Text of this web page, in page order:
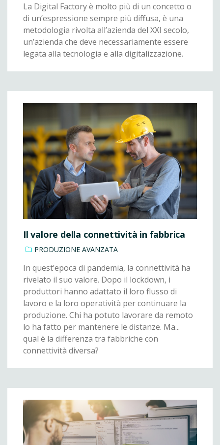
La Digital Factory è molto più di un concetto o
di un’espressione sempre più diffusa, è una
metodologia rivolta all’azienda del XXI secolo,
un’azienda che deve necessariamente essere
legata alla tecnologia e alla digitalizzazione.
Il valore della connettività in fabbrica
PRODUZIONE AVANZATA
In quest’epoca di pandemia, la connettività ha
rivelato il suo valore. Dopo il lockdown, i
produttori hanno adattato il loro flusso di
lavoro e la loro operatività per continuare la
produzione. Chi ha potuto lavorare da remoto
lo ha fatto per mantenere le distanze. Ma...
qual è la differenza tra fabbriche con
connettività diversa?